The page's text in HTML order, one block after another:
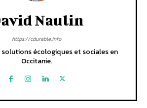
Naulin
https://cdurable.info
écologiques et sociales en
Occitanie.